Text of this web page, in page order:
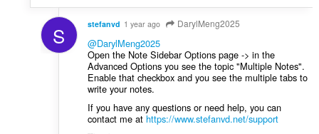
S stefanvd 1 year ago DarylMeng2025
@DarylMeng2025
Open the Note Sidebar Options page -> in the
Advanced Options you see the topic "Multiple Notes".
Enable that checkbox and you see the multiple tabs to
write your notes.
If you have any questions or need help, you can
contact me at https://www.stefanvd.net/support